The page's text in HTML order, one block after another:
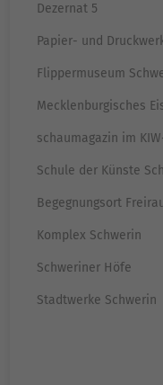
Dezernat 5
Papier- und
Flippermuseum
Mecklenburgisches
schaumagazin im
Schule der Künste
Begegnungsort
Komplex Schwerin
Schweriner Höfe
Stadtwerke Schwerin